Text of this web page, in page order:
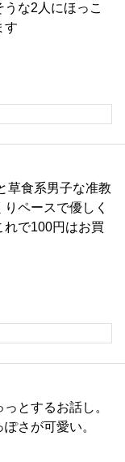
な2人にほっこ
す
草食系男子な准教
ペースで優しく
れで100円はお買
とするお話し。
ぽさが可愛い。